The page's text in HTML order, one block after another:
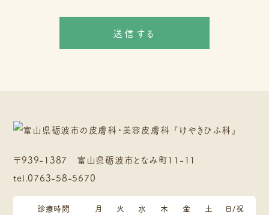
〒939-1387 富山県砺波市となみ町11-11
tel.0763-58-5670
診療時間 月 火 水 木 金 土 日/祝